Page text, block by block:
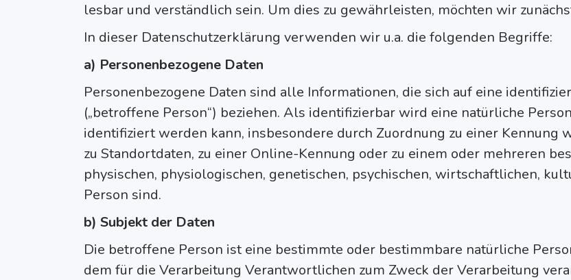
lesbar und verständlich sein. Um dies zu gewährleisten, möchten wir
In dieser Datenschutzerklärung verwenden wir u.a. die folgenden Begriffe:
a) Personenbezogene Daten
Personenbezogene Daten sind alle Informationen, die sich auf eine
(„betroffene Person“) beziehen. Als identifizierbar wird eine natürliche
identifiziert werden kann, insbesondere durch Zuordnung zu einer Kennung
zu Standortdaten, zu einer Online-Kennung oder zu einem oder mehreren
physischen, physiologischen, genetischen, psychischen, wirtschaftlichen,
Person sind.
b) Subjekt der Daten
Die betroffene Person ist eine bestimmte oder bestimmbare natürliche
dem für die Verarbeitung Verantwortlichen zum Zweck der Verarbeitung